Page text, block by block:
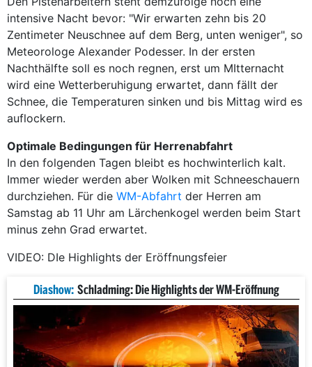
intensive Nacht bevor: "Wir erwarten zehn bis 20
Zentimeter Neuschnee auf dem Berg, unten weniger", so
Meteorologe Alexander Podesser. In der ersten
Nachthälfte soll es noch regnen, erst um MItternacht
wird eine Wetterberuhigung erwartet, dann fällt der
Schnee, die Temperaturen sinken und bis Mittag wird es
auflockern.
Optimale Bedingungen für Herrenabfahrt
In den folgenden Tagen bleibt es hochwinterlich kalt.
Immer wieder werden aber Wolken mit Schneeschauern
durchziehen. Für die WM-Abfahrt der Herren am
Samstag ab 11 Uhr am Lärchenkogel werden beim Start
minus zehn Grad erwartet.
VIDEO: DIe Highlights der Eröffnungsfeier
Diashow: Schladming: Die Highlights der WM-Eröffnung